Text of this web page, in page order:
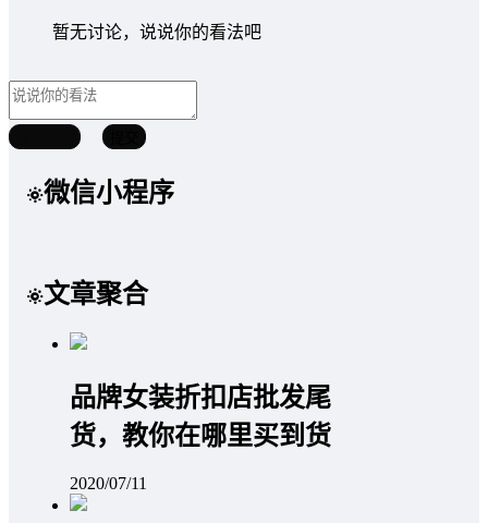
暂无讨论，说说你的看法吧
微信小程序
文章聚合
品牌女装折扣店批发尾
货，教你在哪里买到货
2020/07/11